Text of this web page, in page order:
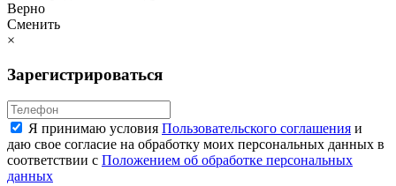
Верно
Сменить
×
Зарегистрироваться
Я принимаю условия Пользовательского соглашения и
даю свое согласие на обработку моих персональных данных в
соответствии с Положением об обработке персональных
данных